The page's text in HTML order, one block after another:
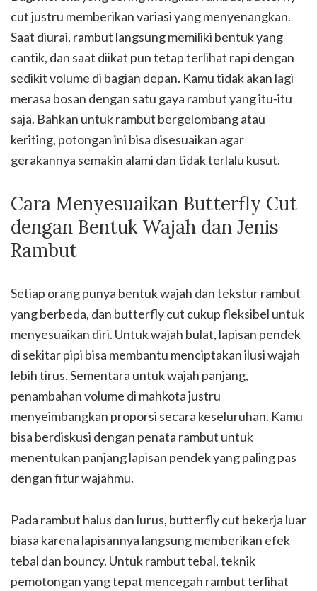
cut justru memberikan variasi yang menyenangkan.
Saat diurai, rambut langsung memiliki bentuk yang
cantik, dan saat diikat pun tetap terlihat rapi dengan
sedikit volume di bagian depan. Kamu tidak akan lagi
merasa bosan dengan satu gaya rambut yang itu-itu
saja. Bahkan untuk rambut bergelombang atau
keriting, potongan ini bisa disesuaikan agar
gerakannya semakin alami dan tidak terlalu kusut.
Cara Menyesuaikan Butterfly Cut
dengan Bentuk Wajah dan Jenis
Rambut
Setiap orang punya bentuk wajah dan tekstur rambut
yang berbeda, dan butterfly cut cukup fleksibel untuk
menyesuaikan diri. Untuk wajah bulat, lapisan pendek
di sekitar pipi bisa membantu menciptakan ilusi wajah
lebih tirus. Sementara untuk wajah panjang,
penambahan volume di mahkota justru
menyeimbangkan proporsi secara keseluruhan. Kamu
bisa berdiskusi dengan penata rambut untuk
menentukan panjang lapisan pendek yang paling pas
dengan fitur wajahmu.
Pada rambut halus dan lurus, butterfly cut bekerja luar
biasa karena lapisannya langsung memberikan efek
tebal dan bouncy. Untuk rambut tebal, teknik
pemotongan yang tepat mencegah rambut terlihat